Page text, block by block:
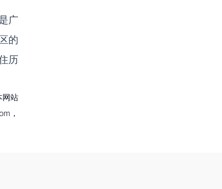
广
的
历
网站
，